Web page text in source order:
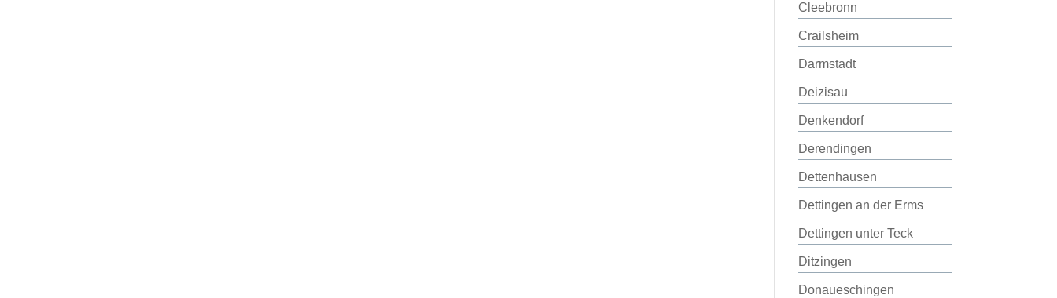
Cleebronn
Crailsheim
Darmstadt
Deizisau
Denkendorf
Derendingen
Dettenhausen
Dettingen an der Erms
Dettingen unter Teck
Ditzingen
Donaueschingen